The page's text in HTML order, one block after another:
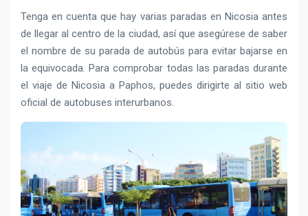
Tenga en cuenta que hay varias paradas en Nicosia antes
de llegar al centro de la ciudad, así que asegúrese de saber
el nombre de su parada de autobús para evitar bajarse en
la equivocada. Para comprobar todas las paradas durante
el viaje de Nicosia a Paphos, puedes dirigirte al sitio web
oficial de autobuses interurbanos.